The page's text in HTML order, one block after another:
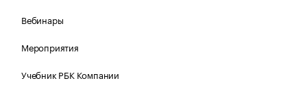
Вебинары
Мероприятия
Учебник РБК Компании